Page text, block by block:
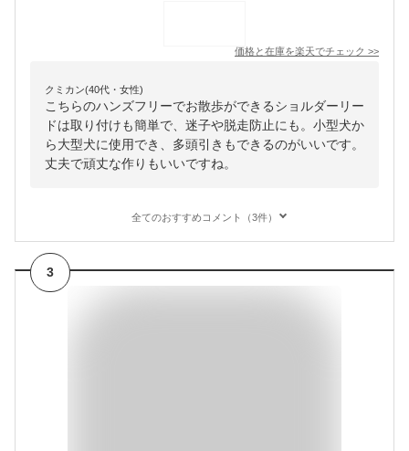
価格と在庫を楽天でチェック >>
クミカン(40代・女性)
こちらのハンズフリーでお散歩ができるショルダーリー
ドは取り付けも簡単で、迷子や脱走防止にも。小型犬か
ら大型犬に使用でき、多頭引きもできるのがいいです。
丈夫で頑丈な作りもいいですね。
全てのおすすめコメント（3件）
3